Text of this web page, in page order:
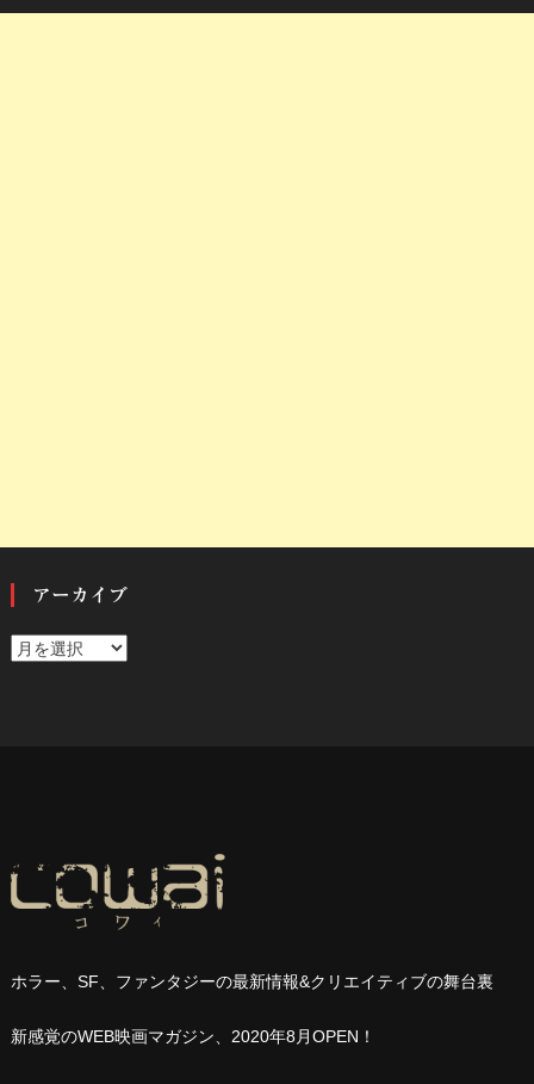
アーカイブ
ア
ホラー、SF、ファンタジーの最新情報&クリエイティブの舞台裏
新感覚のWEB映画マガジン、2020年8月OPEN ！